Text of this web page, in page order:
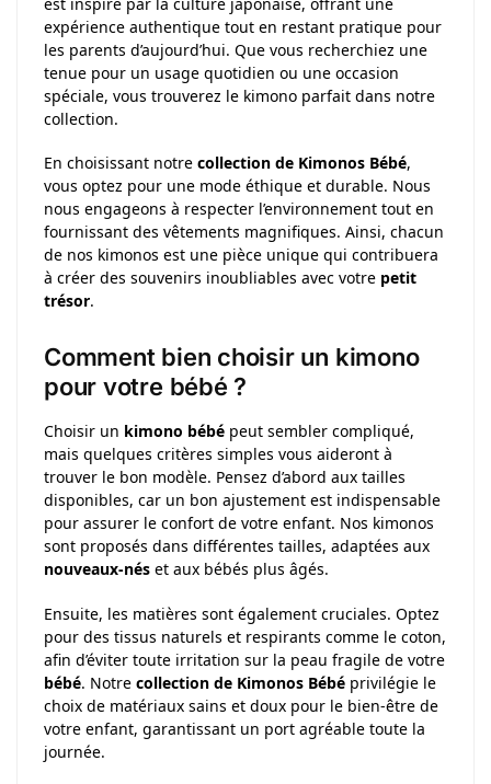
expérience authentique tout en restant pratique pour
les parents d’aujourd’hui. Que vous recherchiez une
tenue pour un usage quotidien ou une occasion
spéciale, vous trouverez le kimono parfait dans notre
collection.
En choisissant notre collection de Kimonos Bébé,
vous optez pour une mode éthique et durable. Nous
nous engageons à respecter l’environnement tout en
fournissant des vêtements magnifiques. Ainsi, chacun
de nos kimonos est une pièce unique qui contribuera
à créer des souvenirs inoubliables avec votre petit
trésor.
Comment bien choisir un kimono
pour votre bébé ?
Choisir un kimono bébé peut sembler compliqué,
mais quelques critères simples vous aideront à
trouver le bon modèle. Pensez d’abord aux tailles
disponibles, car un bon ajustement est indispensable
pour assurer le confort de votre enfant. Nos kimonos
sont proposés dans différentes tailles, adaptées aux
nouveaux-nés et aux bébés plus âgés.
Ensuite, les matières sont également cruciales. Optez
pour des tissus naturels et respirants comme le coton,
afin d’éviter toute irritation sur la peau fragile de votre
bébé. Notre collection de Kimonos Bébé privilégie le
choix de matériaux sains et doux pour le bien-être de
votre enfant, garantissant un port agréable toute la
journée.